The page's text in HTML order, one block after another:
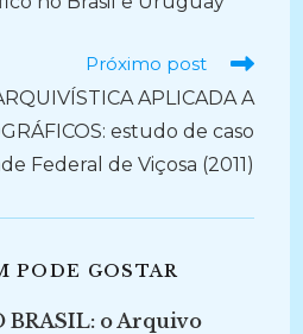
Próximo post
APLICADA A
estudo de caso
Federal de Viçosa (2011)
PODE GOSTAR
BRASIL: o Arquivo